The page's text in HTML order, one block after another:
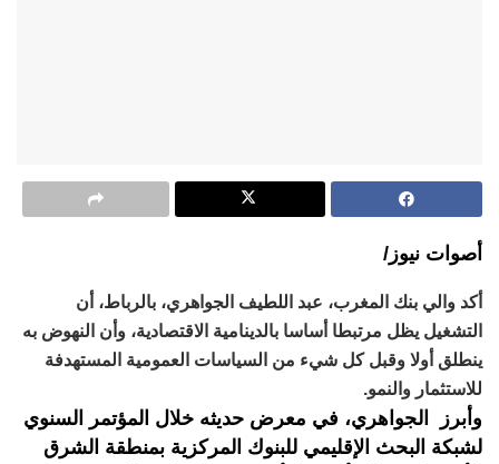
أصوات نيوز/
أكد والي بنك المغرب، عبد اللطيف الجواهري، بالرباط، أن
التشغيل يظل مرتبطا أساسا بالدينامية الاقتصادية، وأن النهوض به
ينطلق أولا وقبل كل شيء من السياسات العمومية المستهدفة
للاستثمار والنمو.
وأبرز الجواهري، في معرض حديثه خلال المؤتمر السنوي
لشبكة البحث الإقليمي للبنوك المركزية بمنطقة الشرق